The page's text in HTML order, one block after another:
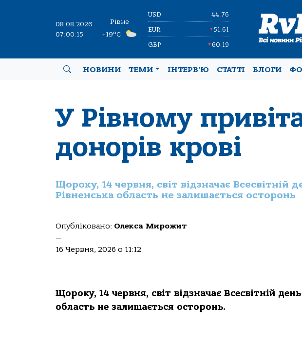
08.08.2026
07:00:16
Рівне
+19°C
USD 44.76
EUR ▼51.61
GBP ▼60.19
НОВИНИ ТЕМИ ІНТЕРВ’Ю СТАТТІ БЛОГИ
У Рівному
донорів крові
Щороку, 14 червня, світ відзначає Всесвітній
Рівненська область не залишається осторонь
Опубліковано: Олекса Мирожит
—
16 Червня, 2026 о 11:12
Щороку, 14 червня, світ відзначає Всесвітній
область не залишається осторонь.